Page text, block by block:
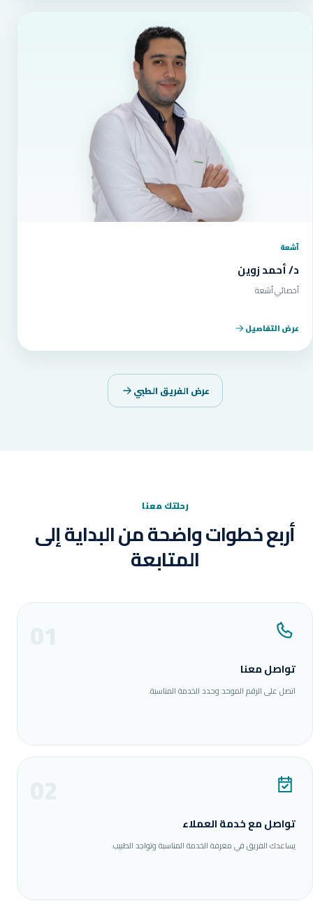
أشعة
د/ أحمد زوين
أخصائي أشعة
عرض التفاصيل
عرض الفريق الطبي
رحلتك معنا
أربع خطوات واضحة من البداية إلى
المتابعة
تواصل معنا
اتصل على الرقم الموحد وحدد الخدمة المناسبة.
تواصل مع خدمة العملاء
يساعدك الفريق في معرفة الخدمة المناسبة وتواجد الطبيب.